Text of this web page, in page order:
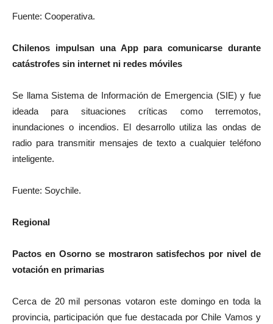
Fuente: Cooperativa.
Chilenos impulsan una App para comunicarse durante
catástrofes sin internet ni redes móviles
Se llama Sistema de Información de Emergencia (SIE) y fue
ideada para situaciones críticas como terremotos,
inundaciones o incendios. El desarrollo utiliza las ondas de
radio para transmitir mensajes de texto a cualquier teléfono
inteligente.
Fuente: Soychile.
Regional
Pactos en Osorno se mostraron satisfechos por nivel de
votación en primarias
Cerca de 20 mil personas votaron este domingo en toda la
provincia, participación que fue destacada por Chile Vamos y